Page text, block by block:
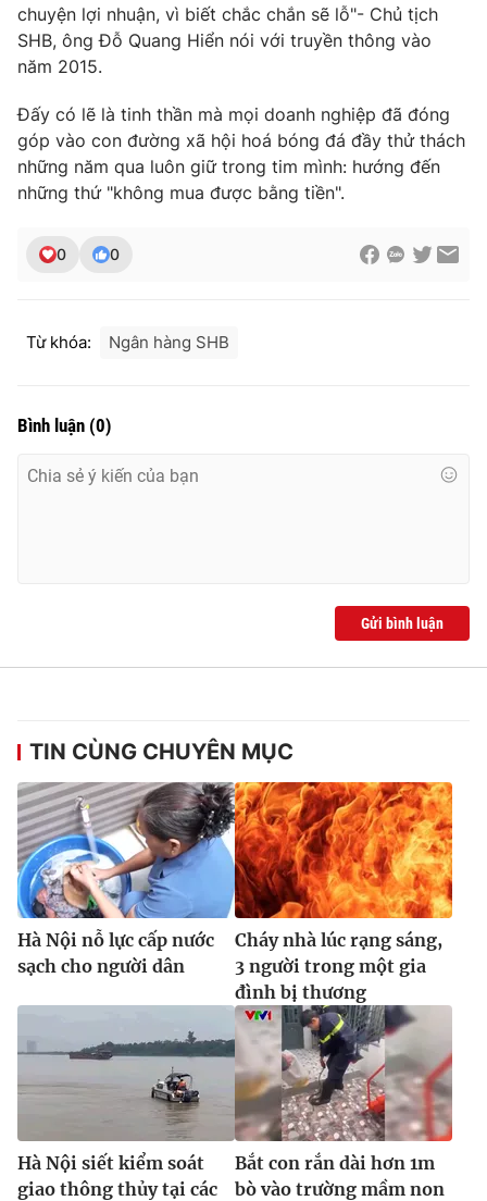
chuyện lợi nhuận, vì biết chắc chắn sẽ lỗ"- Chủ tịch
SHB, ông Đỗ Quang Hiển nói với truyền thông vào
năm 2015.
Đấy có lẽ là tinh thần mà mọi doanh nghiệp đã đóng
góp vào con đường xã hội hoá bóng đá đầy thử thách
những năm qua luôn giữ trong tim mình: hướng đến
những thứ "không mua được bằng tiền".
0 0
Từ khóa: Ngân hàng SHB
Bình luận (0)
Gửi bình luận
TIN CÙNG CHUYÊN MỤC
Hà Nội nỗ lực cấp nước
sạch cho người dân
Cháy nhà lúc rạng sáng,
3 người trong một gia
đình bị thương
Hà Nội siết kiểm soát
giao thông thủy tại các
Bắt con rắn dài hơn 1m
bò vào trường mầm non